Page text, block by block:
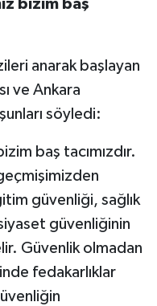
bizim baş
anarak başlayan
ve Ankara
söyledi:
baş tacımızdır.
güvenliği, sağlık
güvenliğinin
Güvenlik olmadan
fedakarlıklar